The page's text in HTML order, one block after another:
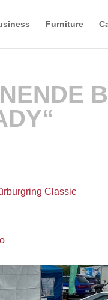
Furniture
Classic im